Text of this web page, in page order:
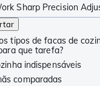
Sharp Precision
tipos de facas de
que tarefa?
indispensáveis
comparadas